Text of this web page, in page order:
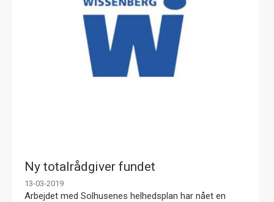
Ny totalrådgiver fundet
13-03-2019
Arbejdet med Solhusenes helhedsplan har nået en